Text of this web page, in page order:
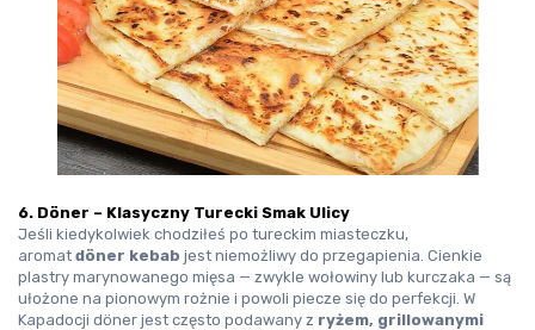
6. Döner – Klasyczny Turecki Smak Ulicy
Jeśli kiedykolwiek chodziłeś po tureckim miasteczku,
aromat döner kebab jest niemożliwy do przegapienia. Cienkie
plastry marynowanego mięsa — zwykle wołowiny lub kurczaka — są
ułożone na pionowym rożnie i powoli piecze się do perfekcji. W
Kapadocji döner jest często podawany z ryżem, grillowanymi